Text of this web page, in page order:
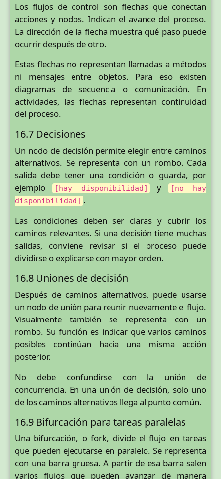
Los flujos de control son flechas que conectan
acciones y nodos. Indican el avance del proceso.
La dirección de la flecha muestra qué paso puede
ocurrir después de otro.
Estas flechas no representan llamadas a métodos
ni mensajes entre objetos. Para eso existen
diagramas de secuencia o comunicación. En
actividades, las flechas representan continuidad
del proceso.
16.7 Decisiones
Un nodo de decisión permite elegir entre caminos
alternativos. Se representa con un rombo. Cada
salida debe tener una condición o guarda, por
ejemplo
[hay disponibilidad] y
[no hay
disponibilidad] .
Las condiciones deben ser claras y cubrir los
caminos relevantes. Si una decisión tiene muchas
salidas, conviene revisar si el proceso puede
dividirse o explicarse con mayor orden.
16.8 Uniones de decisión
Después de caminos alternativos, puede usarse
un nodo de unión para reunir nuevamente el flujo.
Visualmente también se representa con un
rombo. Su función es indicar que varios caminos
posibles continúan hacia una misma acción
posterior.
No debe confundirse con la unión de
concurrencia. En una unión de decisión, solo uno
de los caminos alternativos llega al punto común.
16.9 Bifurcación para tareas paralelas
Una bifurcación, o fork, divide el flujo en tareas
que pueden ejecutarse en paralelo. Se representa
con una barra gruesa. A partir de esa barra salen
varios flujos que pueden avanzar de manera